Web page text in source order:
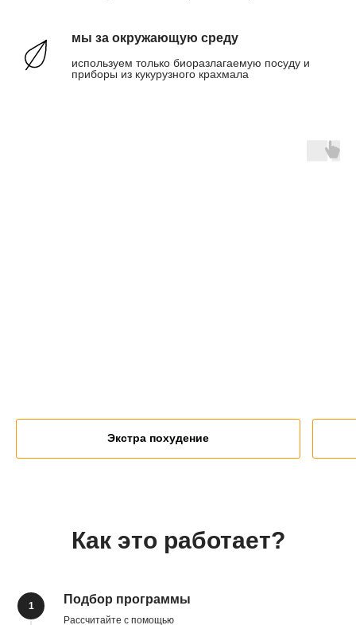
мы за окружающую среду
используем только биоразлагаемую посуду и
приборы из кукурузного крахмала
Экстра похудение
Как это работает?
1 Подбор программы
Рассчитайте с помощью